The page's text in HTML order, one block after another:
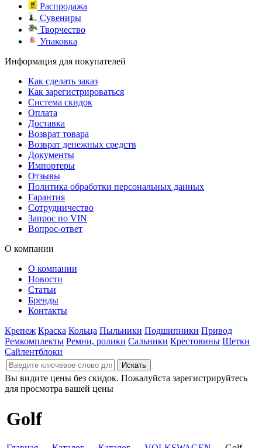
Распродажа
Сувениры
Творчество
Упаковка
Информация для покупателей
Как сделать заказ
Как зарегистрироваться
Система скидок
Оплата
Доставка
Возврат товара
Возврат денежных средств
Документы
Импортеры
Отзывы
Политика обработки персональных данных
Гарантия
Сотрудничество
Запрос по VIN
Вопрос-ответ
О компании
О компании
Новости
Статьи
Бренды
Контакты
Крепеж Краска Кольца Пыльники Подшипники Привод
Ремкомплекты Ремни, ролики Сальники Крестовины Щетки
Сайлентблоки
Вы видите цены без скидок. Пожалуйста зарегистрируйтесь
для просмотра вашей цены
Golf